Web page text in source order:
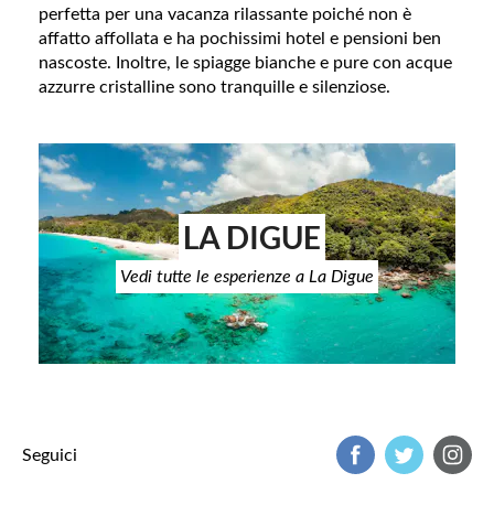
perfetta per una vacanza rilassante poiché non è
affatto affollata e ha pochissimi hotel e pensioni ben
nascoste. Inoltre, le spiagge bianche e pure con acque
azzurre cristalline sono tranquille e silenziose.
LA DIGUE
Vedi tutte le esperienze a La Digue
Seguici